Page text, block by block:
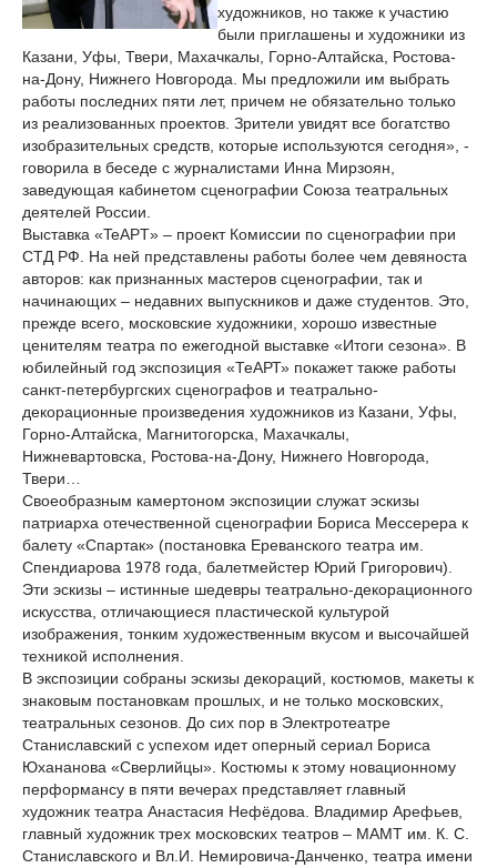
художников, но также к участию
были приглашены и художники из
Казани, Уфы, Твери, Махачкалы, Горно-Алтайска, Ростова-
на-Дону, Нижнего Новгорода. Мы предложили им выбрать
работы последних пяти лет, причем не обязательно только
из реализованных проектов. Зрители увидят все богатство
изобразительных средств, которые используются сегодня», -
говорила в беседе с журналистами Инна Мирзоян,
заведующая кабинетом сценографии Союза театральных
деятелей России.
Выставка «TeAPT» – проект Комиссии по сценографии при
СТД РФ. На ней представлены работы более чем девяноста
авторов: как признанных мастеров сценографии, так и
начинающих – недавних выпускников и даже студентов. Это,
прежде всего, московские художники, хорошо известные
ценителям театра по ежегодной выставке «Итоги сезона». В
юбилейный год экспозиция «ТеАРТ» покажет также работы
санкт-петербургских сценографов и театрально-
декорационные произведения художников из Казани, Уфы,
Горно-Алтайска, Магнитогорска, Махачкалы,
Нижневартовска, Ростова-на-Дону, Нижнего Новгорода,
Твери…
Своеобразным камертоном экспозиции служат эскизы
патриарха отечественной сценографии Бориса Мессерера к
балету «Спартак» (постановка Ереванского театра им.
Спендиарова 1978 года, балетмейстер Юрий Григорович).
Эти эскизы – истинные шедевры театрально-декорационного
искусства, отличающиеся пластической культурой
изображения, тонким художественным вкусом и высочайшей
техникой исполнения.
В экспозиции собраны эскизы декораций, костюмов, макеты к
знаковым постановкам прошлых, и не только московских,
театральных сезонов. До сих пор в Электротеатре
Станиславский с успехом идет оперный сериал Бориса
Юхананова «Сверлийцы». Костюмы к этому новационному
перформансу в пяти вечерах представляет главный
художник театра Анастасия Нефёдова. Владимир Арефьев,
главный художник трех московских театров – МАМТ им. К. С.
Станиславского и Вл.И. Немировича-Данченко, театра имени